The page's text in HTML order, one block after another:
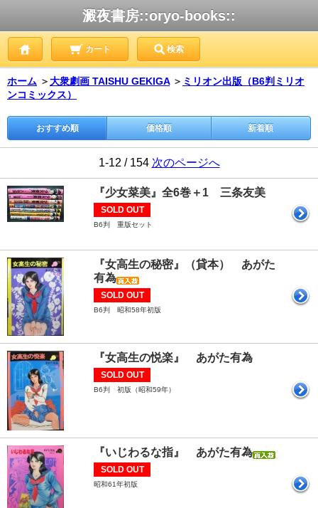
澱夜書房::oryo-books::
カート 検索
ホーム ＞大衆劇画 TAISHU GEKIGA ＞ ミリオン出版（B6判ミリオ
ンコミックス）
おすすめ順 価格順 新着順
1-12 / 154 次のページへ
『少女菜美』全6巻＋1 三条友美
SOLD OUT
B6判 重版セット
『女高生の秘密』（貸本） あがた
有為
SOLD OUT
B6判 昭和58年初版
『女高生の悦楽』 あがた有為
SOLD OUT
B6判 初版（昭和59年）
『いじわるな指』 あがた有為
SOLD OUT
昭和61年初版